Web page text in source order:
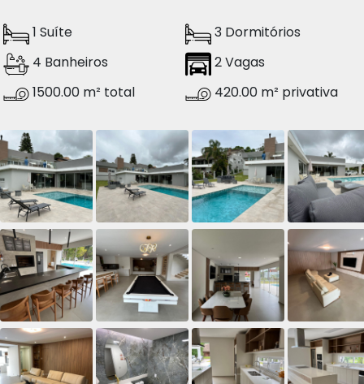
1 Suíte
3 Dormitórios
4 Banheiros
2 Vagas
1500.00 m² total
420.00 m² privativa